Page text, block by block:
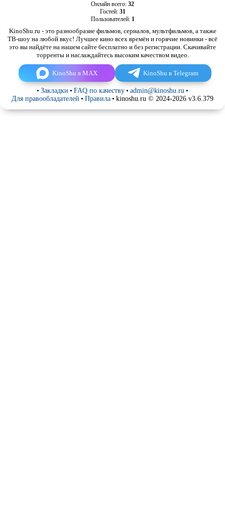
Онлайн всего: 32
Гостей: 31
Пользователей: 1
KinoShu.ru - это разнообразие фильмов, сериалов, мультфильмов, а также
ТВ-шоу на любой вкус! Лучшее кино всех времён и горячие новинки - всё
это вы найдёте на нашем сайте бесплатно и без регистрации. Скачивайте
торренты и наслаждайтесь высоким качеством видео.
KinoShu в MAX KinoShu в Telegram
• Закладки • FAQ по качеству • admin@kinoshu.ru •
Для правообладателей • Правила • kinoshu.ru © 2024-2026 v3.6.379